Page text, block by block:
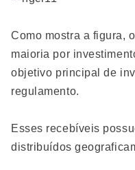
Como mostra a figura,
maioria por
objetivo principal de
regulamento.
Esses recebíveis
distribuídos